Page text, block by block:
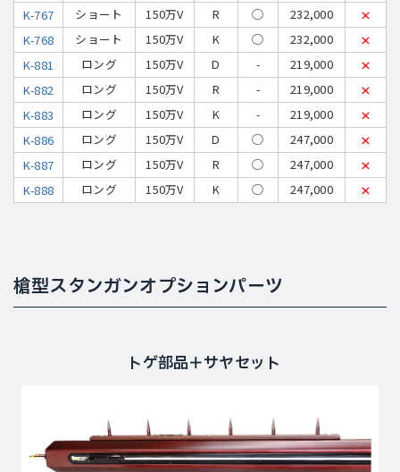
K-767
ショート 150万V R ◯ 232,000
×
K-768
ショート 150万V K ◯ 232,000
×
K-881
ロング 150万V D - 219,000
×
K-882
ロング 150万V R - 219,000
×
K-883
ロング 150万V K - 219,000
×
K-886
ロング 150万V D ◯ 247,000
×
K-887
ロング 150万V R ◯ 247,000
×
K-888
ロング 150万V K ◯ 247,000 ×
槍型スタンガンオプションパーツ
トゲ部品＋サヤセット